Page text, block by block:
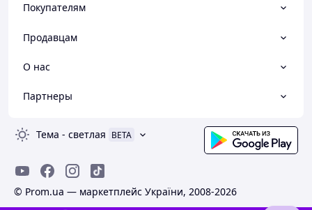
Покупателям
Продавцам
О нас
Партнеры
Тема - светлая BETA
© Prom.ua — маркетплейс України, 2008-2026